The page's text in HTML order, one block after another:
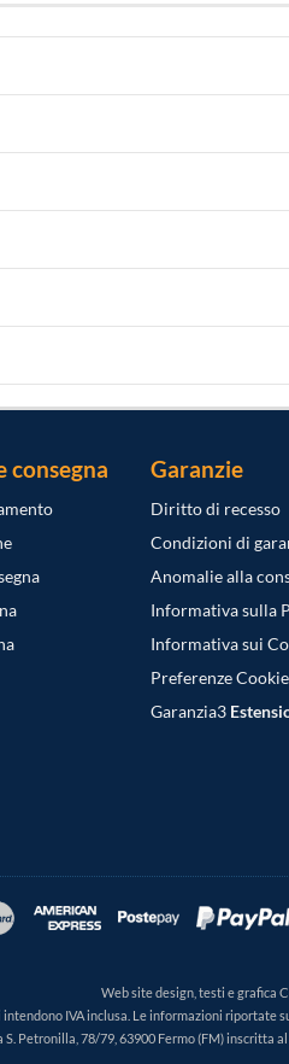
consegna Garanzie
Diritto di recesso
Condizioni di
Anomalie alla
Informativa sulla
Informativa sui
Preferenze
Garanzia3
Web site design, testi e grafica
IVA inclusa. Le informazioni riportate
S. Petronilla, 78/79, 63900 Fermo (FM) inscritta